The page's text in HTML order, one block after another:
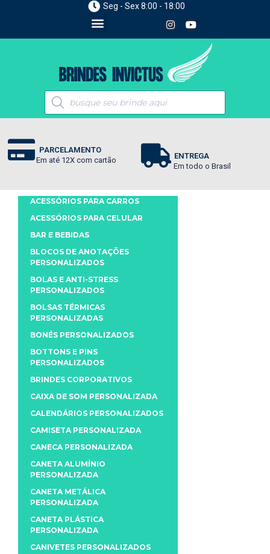
Seg - Sex 8:00 - 18:00
PARCELAMENTO
Em até 12X com cartão
ENTREGA
Em todo o Brasil
ACESSÓRIOS PARA CARROS
ACESSÓRIOS PARA CELULAR
BAR E BEBIDAS
BLOCOS DE ANOTAÇÕES
PERSONALIZADOS
BOLAS E ANTI-STRESS
PERSONALIZADOS
BOLSAS TÉRMICAS
PERSONALIZADAS
BONÉS PERSONALIZADOS
BOTTONS E PINS
PERSONALIZADOS
BRINDES CORPORATIVOS
CAIXA DE SOM PERSONALIZADA
CALENDÁRIOS PERSONALIZADOS
CAMISETA PERSONALIZADA
CANECA PERSONALIZADA
CANETA ALUMÍNIO
PERSONALIZADA
CANETA METÁLICA
PERSONALIZADA
CANETA PLÁSTICA
PERSONALIZADA
CANIVETES PERSONALIZADOS